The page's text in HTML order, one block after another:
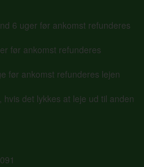
6 uger før ankomst refunderes
før ankomst refunderes
før ankomst refunderes lejen
det lykkes at leje ud til anden